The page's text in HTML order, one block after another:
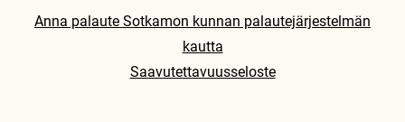
Anna palaute Sotkamon kunnan palautejärjestelmän
kautta
Saavutettavuusseloste